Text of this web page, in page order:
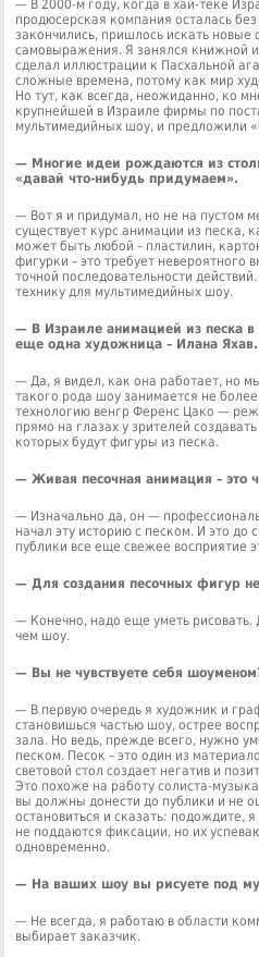
— В 2000-м году, когда в хай-теке
продюсерская компания осталась
закончились, пришлось искать
самовыражения. Я занялся книжной
сделал иллюстрации к Пасхальной
сложные времена, потому как мир
Но тут, как всегда, неожиданно, ко
крупнейшей в Израиле фирмы по
мультимедийных шоу, и предложили
— Многие идеи рождаются из
«давай что-нибудь придумаем».
— Вот я и придумал, но не на пустом
существует курс анимации из песка,
может быть любой – пластилин,
фигурки – это требует невероятного
точной последовательности
технику для мультимедийных шоу.
— В Израиле анимацией из песка в
еще одна художница – Илана Яхав.
— Да, я видел, как она работает, но
такого рода шоу занимается не
технологию венгр Ференс Цако —
прямо на глазах у зрителей
которых будут фигуры из песка.
— Живая песочная анимация – это
— Изначально да, он —
начал эту историю с песком. И это до
публики все еще свежее восприятие
— Для создания песочных фигур
— Конечно, надо еще уметь
чем шоу.
— Вы не чувствуете себя
— В первую очередь я художник и
становишься частью шоу, острее
зала. Но ведь, прежде всего, нужно
песком. Песок – это один из
световой стол создает негатив и
Это похоже на работу солиста-
вы должны донести до публики и не
остановиться и сказать: подождите,
не поддаются фиксации, но их
одновременно.
— На ваших шоу вы рисуете под
— Не всегда, я работаю в области
выбирает заказчик.